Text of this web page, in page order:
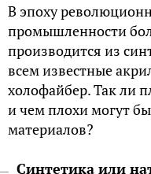
В эпоху
промышленности
производится из
всем известные
холофайбер. Так ли
и чем плохи могут
материалов?
Синтетика или